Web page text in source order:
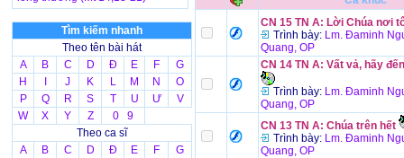
Tìm kiếm nhanh
Theo tên bài hát
A
B C D Đ E F
G
H
J K L M N
O
P
Q R S T U Ư
V
W
X Y Z
0 9
Theo ca sĩ
A
B C D Đ E F
G
CN 15 TN A: Lời Chúa nơi
Trình bày: Lm. Đaminh
Quang, OP
CN 14 TN A: Vất vả, hãy
Trình bày: Lm. Đaminh
Quang, OP
CN 13 TN A: Chúa trên hết
Trình bày: Lm. Đaminh
Quang, OP